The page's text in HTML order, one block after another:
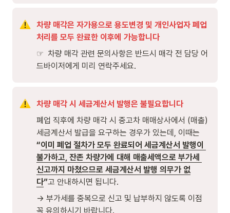
차량 매각은 자가용으로 용도변경 및 개인사업자 폐업
처리를 모두 완료한 이후에 가능합니다
☞  차량 매각 관련 문의사항은 반드시 매각 전 담당 어
드바이저에게 미리 연락주세요.
차량 매각 시 세금계산서 발행은 불필요합니다
폐업 직후에 차량 매각 시 중고차 매매상사에서 (매출)
“이미 폐업 절차가 모두 완료되어 세금계산서 발행이
불가하고, 잔존 차량가에 대해 매출세액으로 부가세
신고까지 마쳤으므로 세금계산서 발행 의무가 없
다”고 안내하시면 됩니다.
→ 부가세를 중복으로 신고 및 납부하지 않도록 이점
꼭 유의하시기 바랍니다.